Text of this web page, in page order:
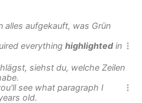
alles aufgekauft, was Grün

everything highlighted in
siehst du, welche Zeilen

see what paragraph I
old.